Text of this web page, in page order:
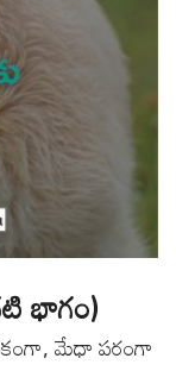
భాగం)
మేధా పరంగా